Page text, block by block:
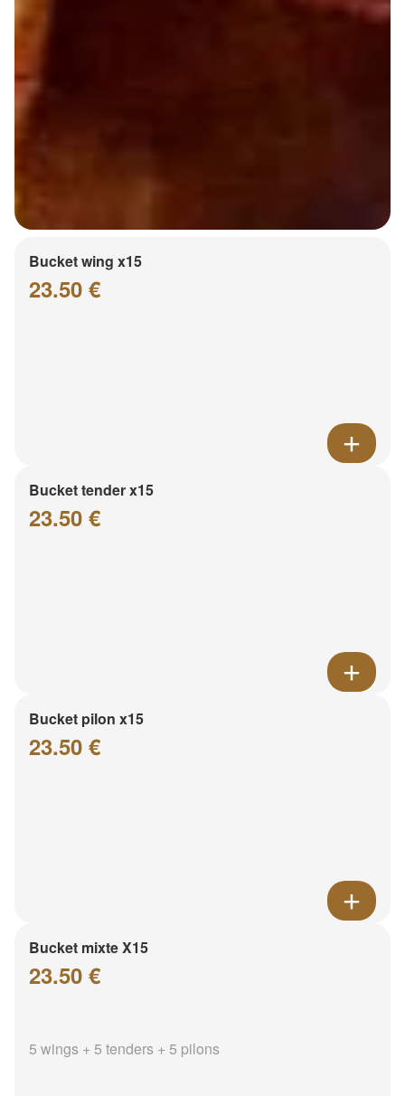
Bucket wing x15
23.50 €
Bucket tender x15
23.50 €
Bucket pilon x15
23.50 €
Bucket mixte X15
23.50 €
5 wings + 5 tenders + 5 pilons